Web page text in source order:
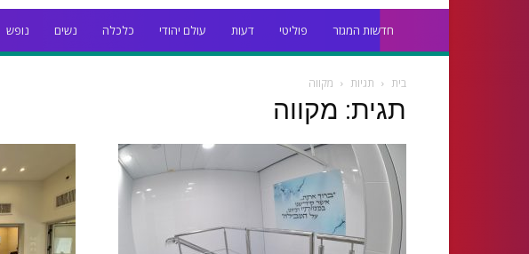
חדשות המגזר פוליטי דעות עולם יהודי כלכלה נשים נופש
בית תגיות מקווה
תגית: מקווה